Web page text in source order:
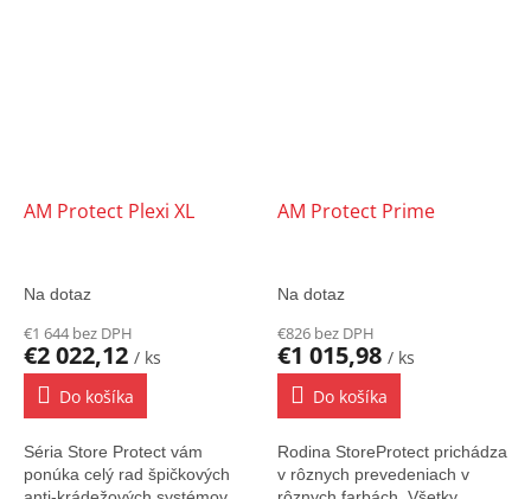
AM Protect Plexi XL
Na dotaz
€1 644 bez DPH
€2 022,12 / ks
Do košíka
Séria Store Protect vám
ponúka celý rad špičkových
AM Protect Prime
Na dotaz
€826 bez DPH
€1 015,98 / ks
Do košíka
Rodina StoreProtect prichádza
v rôznych prevedeniach v